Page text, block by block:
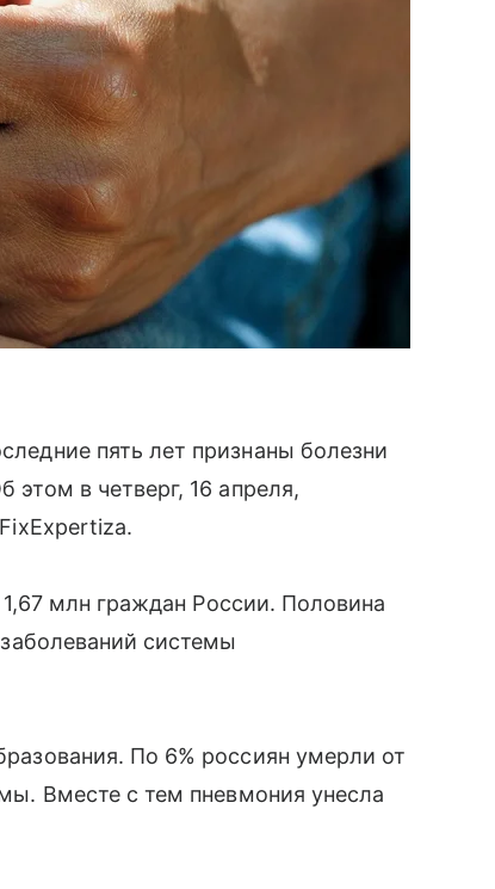
пять лет признаны болезни
в четверг, 16 апреля,
млн граждан России. Половина
системы
По 6% россиян умерли от
Вместе с тем пневмония унесла